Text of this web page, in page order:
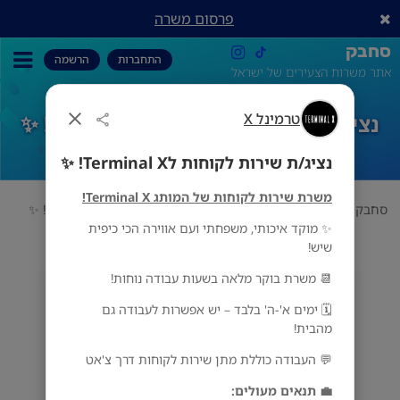
טרמינל X
נציג/ת שירות לקוחות לTerminal X! ✨
משרת שירות לקוחות של המותג Terminal X!
✨ מוקד איכותי, משפחתי ועם אווירה הכי כיפית
שיש!
📆 משרת בוקר מלאה בשעות עבודה נוחות!
🗓 ימים א'-ה' בלבד – יש אפשרות לעבודה גם
מהבית!
💬 העבודה כוללת מתן שירות לקוחות דרך צ'אט
💼 תנאים מעולים:
פרסום משרה
סחבק
אתר משרות הצעירים של ישראל
התחברות הרשמה
נציג/ת שירות לקוחות לTerminal X! ✨
סחבק אופנה טרמינל X נציג/ת שירות לקוחות לTerminal X! ✨
טרמינל X
מס' אזורים